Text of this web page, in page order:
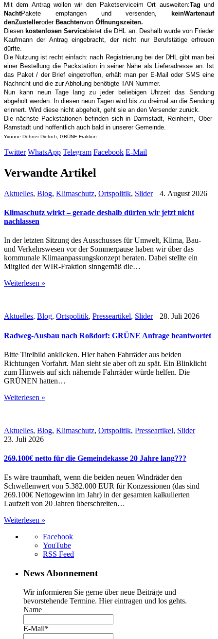
Mit dem Antrag wollen wir den Paketserviceim Ort ausweiten:Tag und
NachtPakete empfangen und versenden, keinWartenauf
denZustelleroder Beachtenvon Öffnungszeiten.
Diesen kostenlosen Servicebietet die DHL an. Deshalb wurde von Frieder
Kaufmann der Antrag eingebracht, der nicht nur Berufstätige erfreuen
dürfte.
Die Nutzung ist recht einfach: nach Registrierung bei der DHL gibt man bei
einer Bestellung die Packstation in seiner Nähe als Lieferadresse an. Ist
das Paket / der Brief eingetroffen, erhält man per E-Mail oder SMS eine
Nachricht und die zur Abholung benötigte TAN Nummer.
Nun kann neun Tage lang zu jeder beliebigen Uhrzeit das Sendung
abgeholt werden. In diesen neun Tagen wird bis zu dreimal an die Sendung
erinnert. Wird diese nicht abgeholt, geht sie an den Versender zurück.
Die nächste Packstationen befinden sich in Darmstadt, Reinheim, Ober-
Ramstadt und hoffentlich auch bald in unserer Gemeinde.
Yvonne Döhner-Dietrich, GRÜNE Fraktion
Twitter WhatsApp Telegram Facebook E-Mail
Verwandte Artikel
Aktuelles, Blog, Klimaschutz, Ortspolitik, Slider 4. August 2026
Klimaschutz wirkt – gerade deshalb dürfen wir jetzt nicht
nachlassen
In der letzten Sitzung des Ausschusses für Umwelt, Klima, Bau-
und Verkehrswesen vor der Sommerpause haben wir über das
kommunale Klimaanpassungskonzept beraten. Dabei stellte ein
Mitglied der WIR-Fraktion sinngemäß die…
Weiterlesen »
Aktuelles, Blog, Ortspolitik, Presseartikel, Slider 28. Juli 2026
Radweg-Ausbau nach Roßdorf: GRÜNE Anfrage beantwortet
Bitte Titelbild anklicken. Hier haben Fahrräder aus beiden
Richtungen Vorfahrt. Man sieht sie aber oft zu spät. Ein Blinklicht
zum Hinweis auf sich nähernde Fahrräder würde helfen. Die
GRÜNEN hatten…
Weiterlesen »
Aktuelles, Blog, Klimaschutz, Ortspolitik, Presseartikel, Slider
23. Juli 2026
269.100€ netto für die Gemeindekasse 20 Jahre lang???
Es wäre traumhaft, wenn die beiden neuen Windräder den
Schwellenwert von 5.382.000 EUR für Konzessionen (das sind
269.100€ Nettogewinn im Jahr) in der gesamten kalkulierten
Laufzeit von 20 Jahren überschreiten…
Weiterlesen »
Facebook
YouTube
RSS Feed
News Abonnement
Wir informieren Sie gerne über neue Beiträge und
bevorstehende Termine. Hier eintragen und los gehts.
Name
E-Mail*